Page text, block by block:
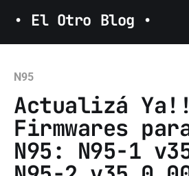
• El Otro Blog •
N95
Actualizá Ya!!
Firmwares
N95: N95-1